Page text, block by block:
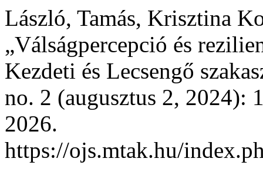
László, Tamás, Krisztina
„Válságpercepció és
Kezdeti és Lecsengő
no. 2 (augusztus 2, 2024):
2026.
https://ojs.mtak.hu/